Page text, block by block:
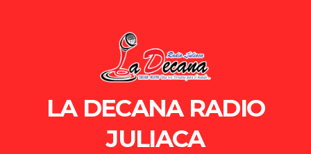
LA DECANA RADIO
JULIACA